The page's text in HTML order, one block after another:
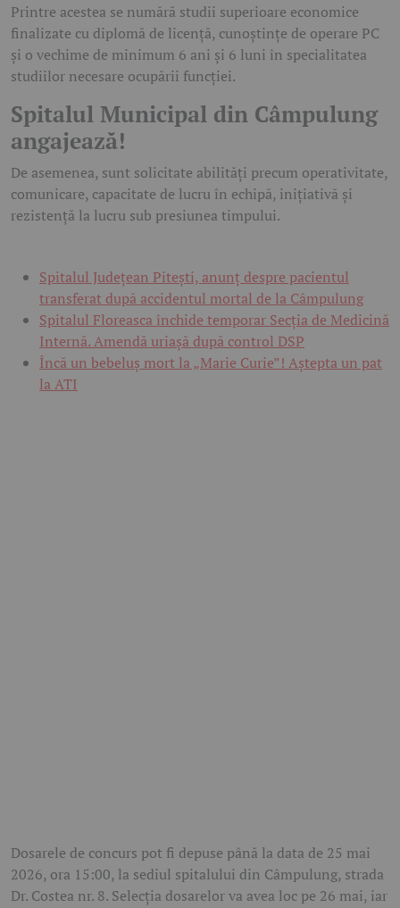
Printre acestea se numără studii superioare economice
finalizate cu diplomă de licență, cunoștințe de operare PC
și o vechime de minimum 6 ani și 6 luni în specialitatea
studiilor necesare ocupării funcției.
Spitalul Municipal din Câmpulung
angajează!
De asemenea, sunt solicitate abilități precum operativitate,
comunicare, capacitate de lucru în echipă, inițiativă și
rezistență la lucru sub presiunea timpului.
Spitalul Județean Pitești, anunț despre pacientul
transferat după accidentul mortal de la Câmpulung
Spitalul Floreasca închide temporar Secția de Medicină
Internă. Amendă uriașă după control DSP
Încă un bebeluș mort la „Marie Curie”! Aștepta un pat
la ATI
Dosarele de concurs pot fi depuse până la data de 25 mai
2026, ora 15:00, la sediul spitalului din Câmpulung, strada
Dr. Costea nr. 8. Selecția dosarelor va avea loc pe 26 mai, iar